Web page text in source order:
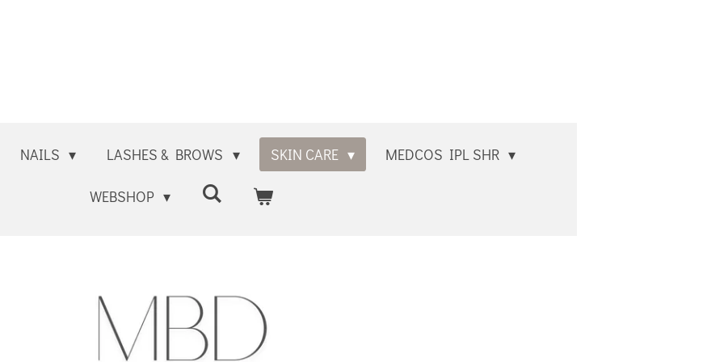
NAILS LASHES & BROWS SKIN CARE MEDCOS IPL SHR
WEBSHOP